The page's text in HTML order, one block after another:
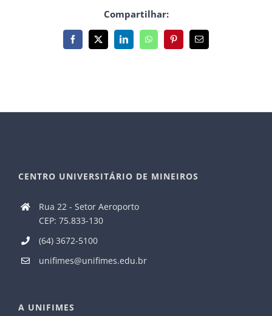
Compartilhar:
Facebook
X LinkedInWhatsAppPinterest
E-
mail
CENTRO UNIVERSITÁRIO DE MINEIROS
Rua 22 - Setor Aeroporto
CEP: 75.833-130
(64) 3672-5100
unifimes@unifimes.edu.br
A UNIFIMES